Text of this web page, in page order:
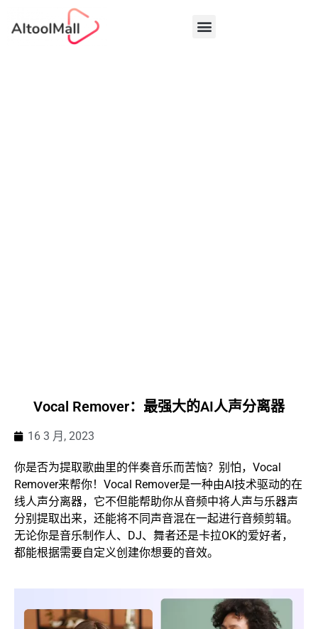
Vocal Remover：最强大的AI人声分离器
16 3 月, 2023
你是否为提取歌曲里的伴奏音乐而苦恼？别怕，Vocal
Remover来帮你！Vocal Remover是一种由AI技术驱动的在
线人声分离器，它不但能帮助你从音频中将人声与乐器声
分别提取出来，还能将不同声音混在一起进行音频剪辑。
无论你是音乐制作人、DJ、舞者还是卡拉OK的爱好者，
都能根据需要自定义创建你想要的音效。